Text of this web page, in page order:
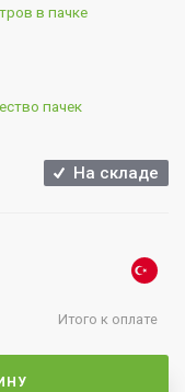
в пачке
пачек
На складе
Итого к оплате